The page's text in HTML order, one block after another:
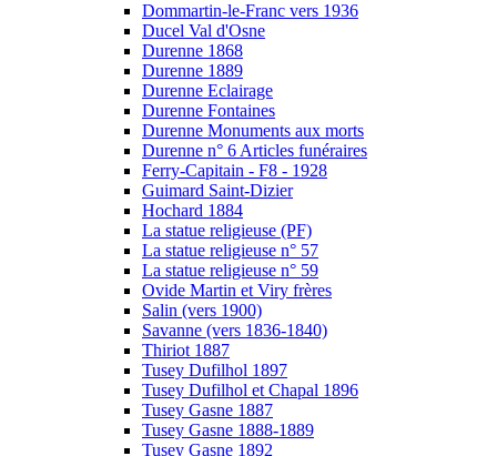
Dommartin-le-Franc vers 1936
Ducel Val d'Osne
Durenne 1868
Durenne 1889
Durenne Eclairage
Durenne Fontaines
Durenne Monuments aux morts
Durenne n° 6 Articles funéraires
Ferry-Capitain - F8 - 1928
Guimard Saint-Dizier
Hochard 1884
La statue religieuse (PF)
La statue religieuse n° 57
La statue religieuse n° 59
Ovide Martin et Viry frères
Salin (vers 1900)
Savanne (vers 1836-1840)
Thiriot 1887
Tusey Dufilhol 1897
Tusey Dufilhol et Chapal 1896
Tusey Gasne 1887
Tusey Gasne 1888-1889
Tusey Gasne 1892